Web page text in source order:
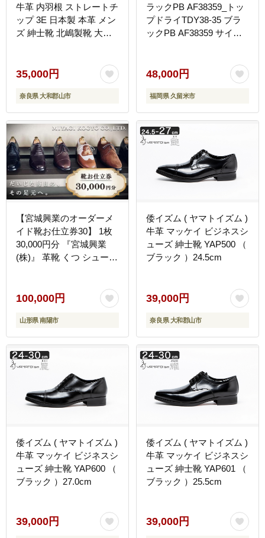
牛革 内羽根 ストレートチ
ップ 3E 日本製 本革 メン
ズ 紳士靴 北嶋製靴 大和
礼装 ふるさと納税 国産
奈良県 高級 ギフト 贈り
物 成人式 革靴 品格 ノー
ブル クラシック BN002
35,000円
奈良県 大和郡山市
ラックPB AF38359_トッ
プドライTDY38-35 ブラ
ックPB AF38359 サイズ
アテックスファブリクス
特殊素材 防水 防滑 透湿
性 グリップ性 ハイカット
ギフト お取り寄せ 福岡県
久留米市 送料無料
_Lm005
48,000円
福岡県 久留米市
【宮城興業のオーダーメ
イド靴お仕立券30】 1枚
30,000円分 『宮城興業
(株)』 革靴 くつ シューズ
形県 南陽市 [522]
100,000円
山形県 南陽市
倭イズム ( ヤマトイズム )
牛革 マッケイ ビジネスシ
ューズ 紳士靴 YAP500 （
ブラック ）24.5cm
39,000円
奈良県 大和郡山市
倭イズム ( ヤマトイズム )
牛革 マッケイ ビジネスシ
ューズ 紳士靴 YAP600 （
ブラック ）27.0cm
39,000円
倭イズム ( ヤマトイズム )
牛革 マッケイ ビジネスシ
ューズ 紳士靴 YAP601 （
ブラック ）25.5cm
39,000円